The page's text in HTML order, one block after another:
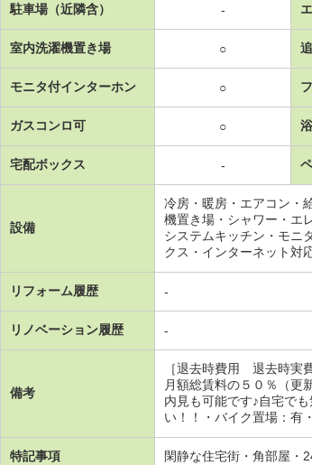
駐車場（近隣含） -
室内洗濯機置き場 ○
モニタ付インターホン ○
ガスコンロ可 ○
宅配ボックス -
設備
冷房・暖房・エアコン・
機置き場・シャワー・エ
システムキッチン・モニ
クス・インターネット対
リフォーム履歴 -
リノベーション履歴 -
備考
［退去時費用 退去時実
月額総賃料の５０％（更
内見も可能です♪自宅で
い！！・バイク置場：有
特記事項 閑静な住宅街・角部屋・